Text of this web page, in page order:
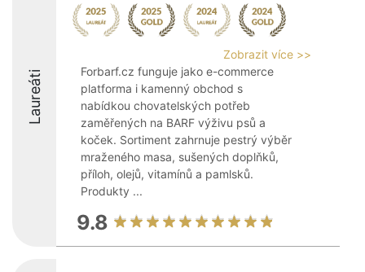
Laureáti
Zobrazit více >>
Forbarf.cz funguje jako e-commerce
platforma i kamenný obchod s
nabídkou chovatelských potřeb
zaměřených na BARF výživu psů a
koček. Sortiment zahrnuje pestrý výběr
mraženého masa, sušených doplňků,
příloh, olejů, vitamínů a pamlsků.
Produkty ...
9.8